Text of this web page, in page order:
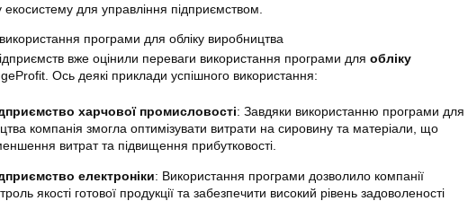
екосистему для управління підприємством.
програми для обліку виробництва
вже оцінили переваги використання програми для обліку
Ось деякі приклади успішного використання:
харчової промисловості: Завдяки використанню програми для
компанія змогла оптимізувати витрати на сировину та матеріали, що
витрат та підвищення прибутковості.
електроніки: Використання програми дозволило компанії
якості готової продукції та забезпечити високий рівень задоволеності